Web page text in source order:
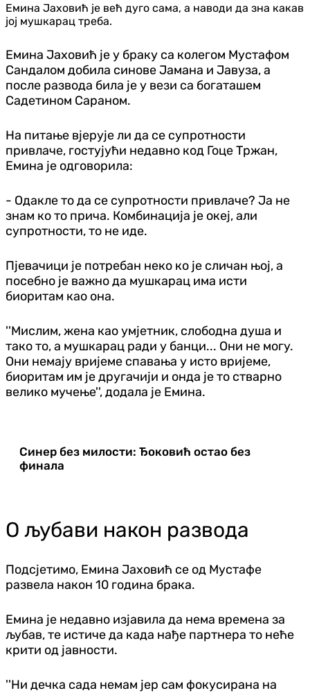
Емина Јаховић је већ дуго сама, а наводи да зна какав
јој мушкарац треба.
Емина Јаховић је у браку са колегом Мустафом
Сандалом добила синове Јамана и Јавуза, а
после развода била је у вези са богаташем
Садетином Сараном.
На питање вјерује ли да се супротности
привлаче, гостујући недавно код Гоце Тржан,
Емина је одговорила:
- Одакле то да се супротности привлаче? Ја не
знам ко то прича. Комбинација је океј, али
супротности, то не иде.
Пјевачици је потребан неко ко је сличан њој, а
посебно је важно да мушкарац има исти
биоритам као она.
''Мислим, жена као умјетник, слободна душа и
тако то, а мушкарац ради у банци... Они не могу.
Они немају вријеме спавања у исто вријеме,
биоритам им је другачији и онда је то стварно
велико мучење'', додала је Емина.
Синер без милости: Ђоковић остао без
финала
О љубави након развода
Подсјетимо, Емина Јаховић се од Мустафе
развела након 10 година брака.
Емина је недавно изјавила да нема времена за
љубав, те истиче да када нађе партнера то неће
крити од јавности.
''Ни дечка сада немам јер сам фокусирана на